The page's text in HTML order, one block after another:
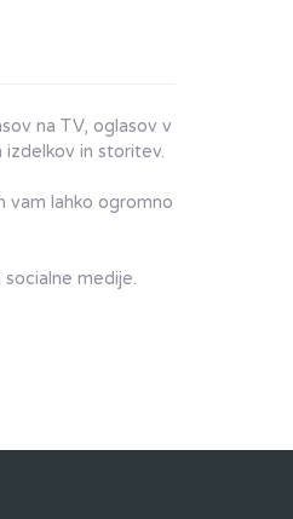
na TV, oglasov v
izdelkov in storitev.
vam lahko ogromno
medije.